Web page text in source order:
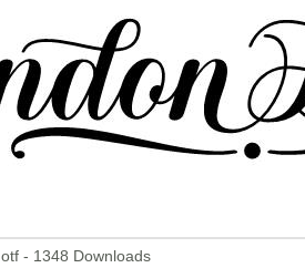
otf - 1348 Downloads